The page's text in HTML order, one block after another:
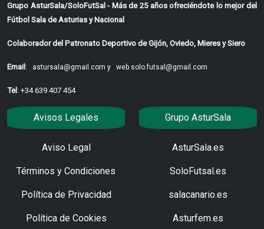
Grupo AsturSala/SoloFutSal - Más de 25 años ofreciéndote lo mejor del
Fútbol Sala de Asturias y Nacional
Colaborador del Patronato Deportivo de Gijón, Oviedo, Mieres y Siero
Email : astursala@gmail.com y web.solo.futsal@gmail.com
Tel : +34 639 407 454
Avisos Legales
Aviso Legal
Términos y Condiciones
Política de Privacidad
Política de Cookies
Grupo AsturSala
AsturSala.es
SoloFutsal.es
salacanario.es
Asturfem.es